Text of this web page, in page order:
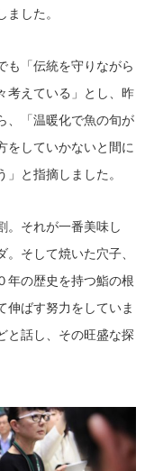
した。
も「伝統を守りながら
考えている」とし、昨
、「温暖化で魚の旬が
をしていかないと間に
と指摘しました。
。それが一番美味し
そして焼いた穴子、
年の歴史を持つ鮨の根
伸ばす努力をしていま
と話し、その旺盛な探